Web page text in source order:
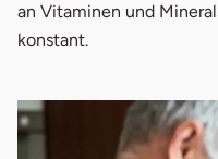
an Vitaminen und
konstant.